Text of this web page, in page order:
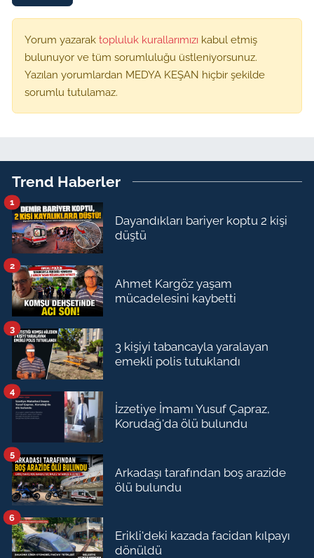
Yorum yazarak topluluk kurallarımızı kabul etmiş
bulunuyor ve tüm sorumluluğu üstleniyorsunuz.
Yazılan yorumlardan MEDYA KEŞAN hiçbir şekilde
sorumlu tutulamaz.
Trend Haberler
Dayandıkları bariyer koptu 2 kişi
düştü
1
Ahmet Kargöz yaşam
mücadelesini kaybetti
2
3 kişiyi tabancayla yaralayan
emekli polis tutuklandı
3
İzzetiye İmamı Yusuf Çapraz,
Korudağ'da ölü bulundu
4
Arkadaşı tarafından boş arazide
ölü bulundu
5
Erikli'deki kazada facidan kılpayı
dönüldü
6